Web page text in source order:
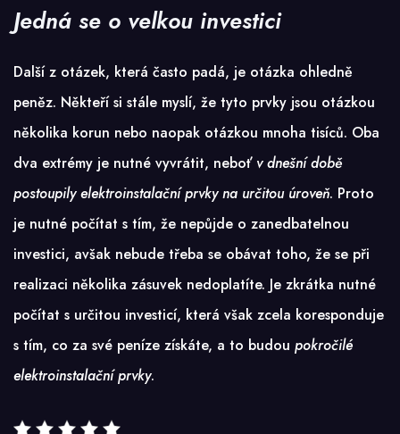
Jedná se o velkou investici
Další z otázek, která často padá, je otázka ohledně
peněz. Někteří si stále myslí, že tyto prvky jsou otázkou
několika korun nebo naopak otázkou mnoha tisíců. Oba
dva extrémy je nutné vyvrátit, neboť v dnešní době
postoupily elektroinstalační prvky na určitou úroveň. Proto
je nutné počítat s tím, že nepůjde o zanedbatelnou
investici, avšak nebude třeba se obávat toho, že se při
realizaci několika zásuvek nedoplatíte. Je zkrátka nutné
počítat s určitou investicí, která však zcela koresponduje
s tím, co za své peníze získáte, a to budou pokročilé
elektroinstalační prvky.